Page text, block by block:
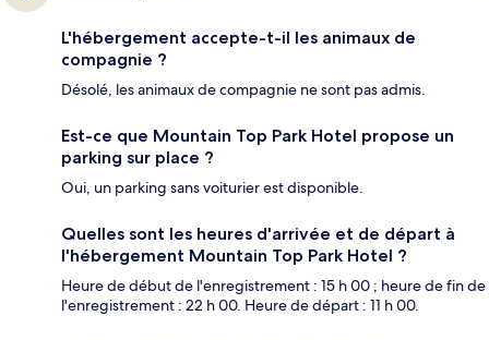
L'hébergement accepte-t-il les animaux de
compagnie ?
Désolé, les animaux de compagnie ne sont pas admis.
Est-ce que Mountain Top Park Hotel propose un
parking sur place ?
Oui, un parking sans voiturier est disponible.
Quelles sont les heures d'arrivée et de départ à
l'hébergement Mountain Top Park Hotel ?
Heure de début de l'enregistrement : 15 h 00 ; heure de fin de
l'enregistrement : 22 h 00. Heure de départ : 11 h 00.